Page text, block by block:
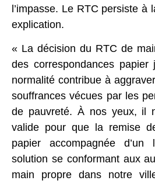
l’impasse. Le RTC persiste à
explication.
« La décision du RTC de
des correspondances papier
normalité contribue à
souffrances vécues par les
de pauvreté. À nos yeux, il
valide pour que la remise
papier accompagnée
solution se conformant aux
main propre dans notre